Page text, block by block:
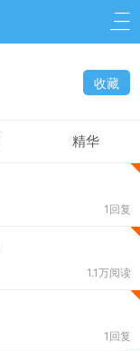
收藏
精华
1回复
1.1万阅读
1回复